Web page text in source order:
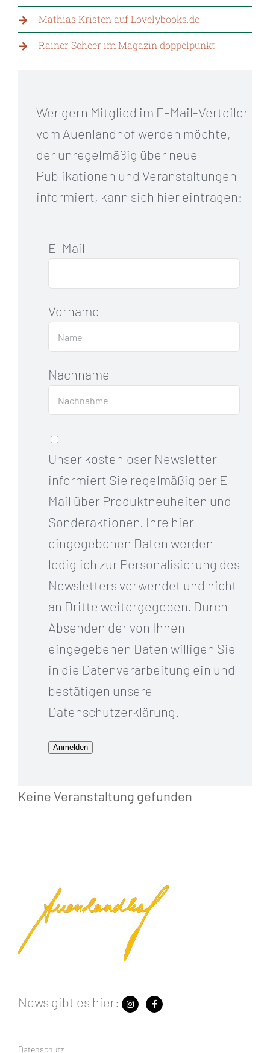
Mathias Kristen auf Lovelybooks.de
Rainer Scheer im Magazin doppelpunkt
Wer gern Mitglied im E-Mail-Verteiler
vom Auenlandhof werden möchte,
der unregelmäßig über neue
Publikationen und Veranstaltungen
informiert, kann sich hier eintragen:
E-Mail
Vorname
Nachname
Unser kostenloser Newsletter
informiert Sie regelmäßig per E-
Mail über Produktneuheiten und
Sonderaktionen. Ihre hier
eingegebenen Daten werden
lediglich zur Personalisierung des
Newsletters verwendet und nicht
an Dritte weitergegeben. Durch
Absenden der von Ihnen
eingegebenen Daten willigen Sie
in die Datenverarbeitung ein und
bestätigen unsere
Datenschutzerklärung.
Anmelden
Keine Veranstaltung gefunden
News gibt es hier:
Datenschutz